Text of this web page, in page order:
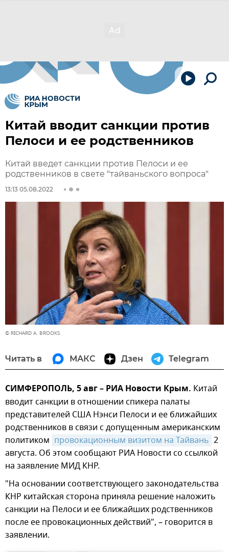
Китай вводит санкции против
Пелоси и ее родственников
Китай введет санкции против Пелоси и ее
родственников в свете "тайваньского вопроса"
13:13 05.08.2022
© RICHARD A. BROOKS
Читать в МАКС Дзен Telegram
СИМФЕРОПОЛЬ, 5 авг – РИА Новости Крым. Китай
вводит санкции в отношении спикера палаты
представителей США Нэнси Пелоси и ее ближайших
родственников в связи с допущенным американским
политиком провокационным визитом на Тайвань 2
августа. Об этом сообщают РИА Новости со ссылкой
на заявление МИД КНР.
"На основании соответствующего законодательства
КНР китайская сторона приняла решение наложить
санкции на Пелоси и ее ближайших родственников
после ее провокационных действий", – говорится в
заявлении.